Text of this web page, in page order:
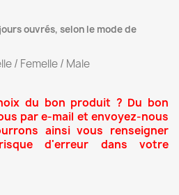
ouvrés, selon le mode de
/ Femelle / Male
du bon produit ? Du bon
par e-mail et envoyez-nous
ainsi vous renseigner
d'erreur dans votre